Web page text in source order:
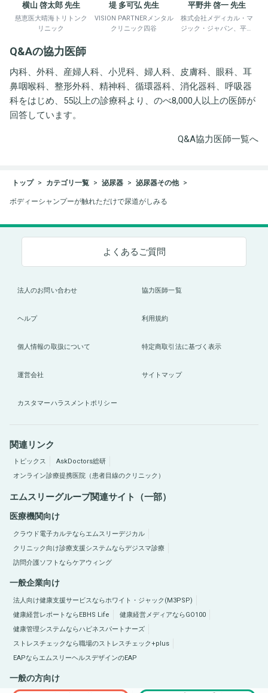
横山 啓太郎 先生
慈恵医大晴海トリトンク
リニック
堤 多可弘 先生
VISION PARTNERメンタル
クリニック四谷
平野井 啓一 先生
株式会社メディカル・マ
ジック・ジャパン、平野
Q&Aの協力医師
内科、外科、産婦人科、小児科、婦人科、皮膚科、眼科、耳
鼻咽喉科、整形外科、精神科、循環器科、消化器科、呼吸器
科をはじめ、55以上の診療科より、のべ8,000人以上の医師が
回答しています。
Q&A協力医師一覧へ
トップ カテゴリ一覧 泌尿器 泌尿器その他
ボディーシャンプーが触れただけで尿道がしみる
よくあるご質問
法人のお問い合わせ 協力医師一覧
ヘルプ 利用規約
個人情報の取扱について 特定商取引法に基づく表示
運営会社 サイトマップ
カスタマーハラスメントポリシー
関連リンク
トピックス
AskDoctors総研
オンライン診療提携医院（患者目線のクリニック）
エムスリーグループ関連サイト（一部）
医療機関向け
クラウド電子カルテならエムスリーデジカル
クリニック向け診療支援システムならデジスマ診療
訪問介護ソフトならケアウィング
一般企業向け
法人向け健康支援サービスならホワイト・ジャック(M3PSP)
健康経営レポートならEBHS Life
健康経営メディアならGO100
健康管理システムならハピネスパートナーズ
ストレスチェックなら職場のストレスチェック+plus
EAPならエムスリーヘルスデザインのEAP
一般の方向け